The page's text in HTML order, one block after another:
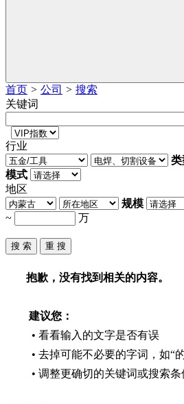
首页 > 公司 > 搜索
关键词
行业
类
模式
地区
规模
~
万
抱歉，没有找到相关的内容。
建议您：
• 看看输入的文字是否有误
• 去掉可能不必要的字词，如“
• 调整更确切的关键词或搜索条